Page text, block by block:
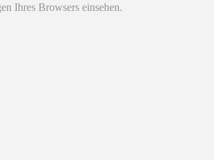
Ihres Browsers einsehen.